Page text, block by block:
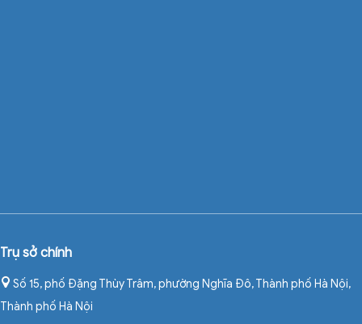
Trụ sở chính
Số 15, phố Đặng Thùy Trâm, phường Nghĩa Đô, Thành phố Hà Nội,
Thành phố Hà Nội